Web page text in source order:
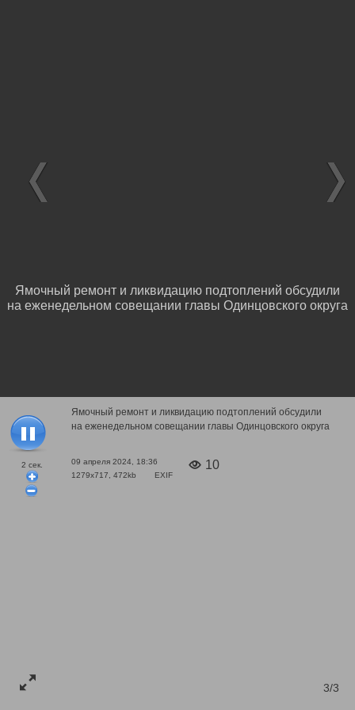
2 сек.
Ямочный ремонт и ликвидацию подтоплений обсудили
на еженедельном совещании главы Одинцовского округа
09 апреля 2024, 18:36
1279x717, 472kb
EXIF
10
1/3
Ямочный ремонт и ликвидацию подтоплений обсудили
на еженедельном совещании главы Одинцовского округа